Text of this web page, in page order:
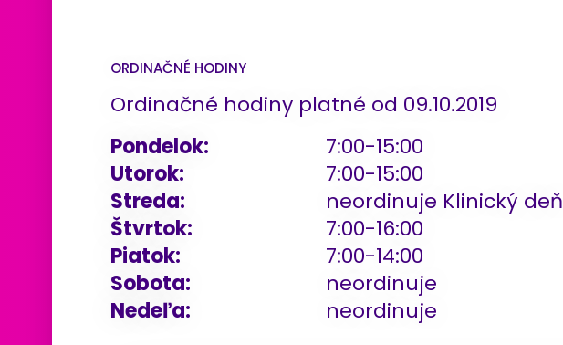
ORDINAČNÉ HODINY
Ordinačné hodiny platné od 09.10.2019
Pondelok:
7:00-15:00
Utorok:
7:00-15:00
Streda:
neordinuje Klinický deň
Štvrtok:
7:00-16:00
Piatok:
7:00-14:00
Sobota:
neordinuje
Nedeľa:
neordinuje